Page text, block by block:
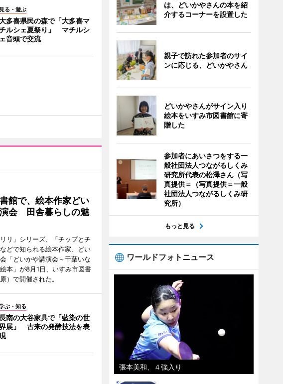
見る・遊ぶ
多喜県民の森で「大多喜マ
ルシェ夏祭り」 マチルシ
ェ音頭で交流
館で、絵本作家どい
会 田舎暮らしの魅
リ」シリーズ、「チップとチ
どで知られる絵本作家、どい
「どいかや講演会～千葉いな
本」が8月1日、いすみ市図書
）で開催された。
ぶ・知る
南の大谷家具で「藍染の世
展」 古来の発酵技法を表
は、どいかやさんの本を紹
介するコーナーを設置した
親子で訪れた参加者のサイ
ンに応じる、どいかやさん
どいかやさんがサイン入り
絵本をいすみ市図書館に寄
贈した
参加者にあいさつをする一
般社団法人つながるしくみ
研究所代表の松澤さん（写
真提供＝（写真提供＝一般
社団法人つながるしくみ研
究所）
もっと見る
ワールドフォトニュース
張本美和、４強入り